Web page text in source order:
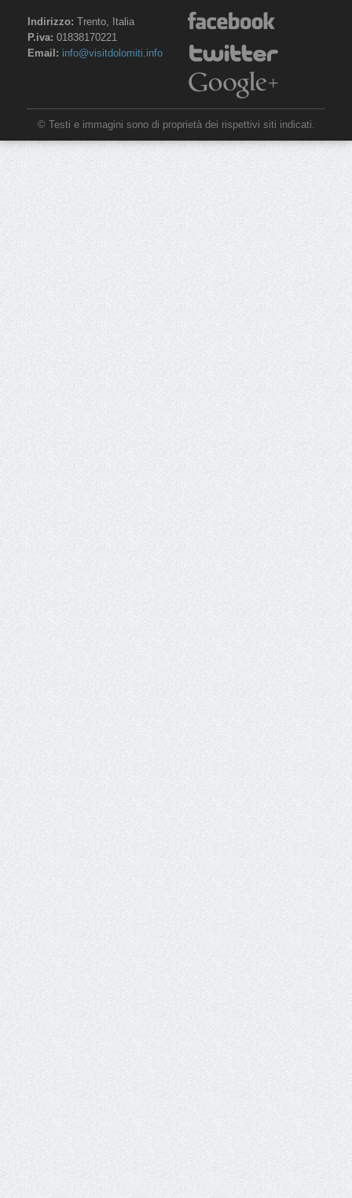
Indirizzo: Trento, Italia
P.iva: 01838170221
Email: info@visitdolomiti.info
© Testi e immagini sono di proprietà dei rispettivi siti indicati.